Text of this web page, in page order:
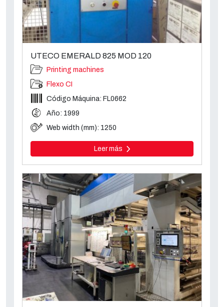
UTECO EMERALD 825 MOD 120
Printing machines
Flexo CI
Código Máquina: FL0662
Año: 1999
Web width (mm): 1250
Leer más